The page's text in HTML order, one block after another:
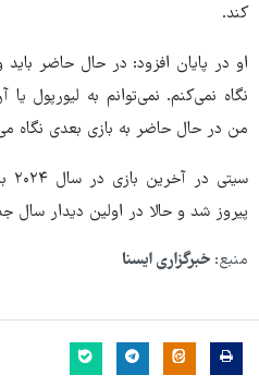
کند.
او در پایان افزود: در حال حاضر باید
نگاه نمی‌کنم. نمی‌توانم به لیورپول
من در حال حاضر به بازی بعدی نگاه
پیروز شد و حالا در اولین دیدار
منبع: خبرگزاری ایسنا